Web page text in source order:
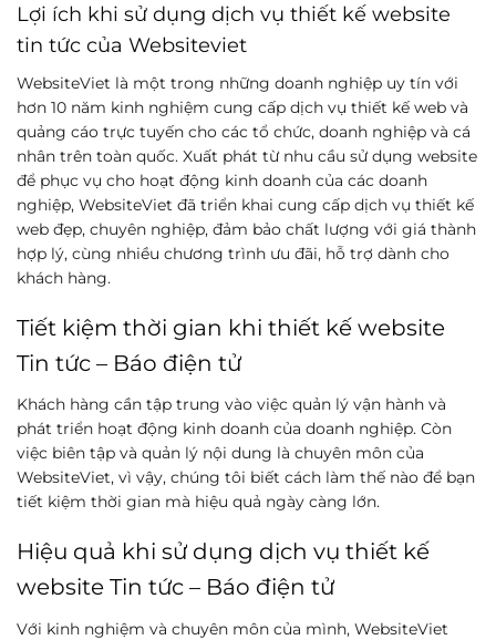
Lợi ích khi sử dụng dịch vụ thiết kế website
tin tức của Websiteviet
WebsiteViet là một trong những doanh nghiệp uy tín với
hơn 10 năm kinh nghiệm cung cấp dịch vụ thiết kế web và
quảng cáo trực tuyến cho các tổ chức, doanh nghiệp và cá
nhân trên toàn quốc. Xuất phát từ nhu cầu sử dụng website
để phục vụ cho hoạt động kinh doanh của các doanh
nghiệp, WebsiteViet đã triển khai cung cấp dịch vụ thiết kế
web đẹp, chuyên nghiệp, đảm bảo chất lượng với giá thành
hợp lý, cùng nhiều chương trình ưu đãi, hỗ trợ dành cho
khách hàng.
Tiết kiệm thời gian khi thiết kế website
Tin tức – Báo điện tử
Khách hàng cần tập trung vào việc quản lý vận hành và
phát triển hoạt động kinh doanh của doanh nghiệp. Còn
việc biên tập và quản lý nội dung là chuyên môn của
WebsiteViet, vì vậy, chúng tôi biết cách làm thế nào để bạn
tiết kiệm thời gian mà hiệu quả ngày càng lớn.
Hiệu quả khi sử dụng dịch vụ thiết kế
website Tin tức – Báo điện tử
Với kinh nghiệm và chuyên môn của mình, WebsiteViet